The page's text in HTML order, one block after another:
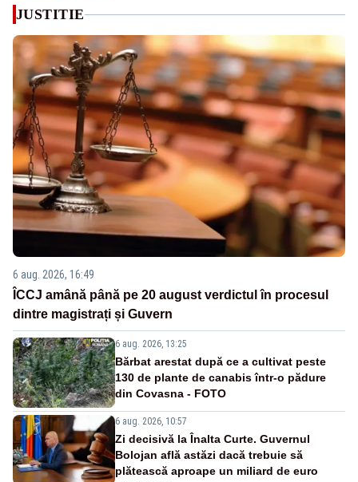
JUSTITIE
6 aug. 2026, 16:49
ÎCCJ amână până pe 20 august verdictul în procesul
dintre magistrați și Guvern
6 aug. 2026, 13:25
Bărbat arestat după ce a cultivat peste
130 de plante de canabis într-o pădure
din Covasna - FOTO
6 aug. 2026, 10:57
Zi decisivă la Înalta Curte. Guvernul
Bolojan află astăzi dacă trebuie să
plătească aproape un miliard de euro